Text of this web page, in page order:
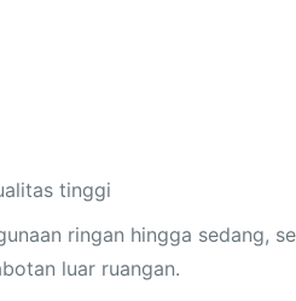
tinggi
ringan hingga sedang,
luar ruangan.